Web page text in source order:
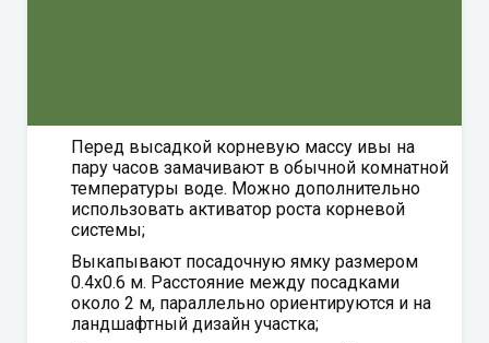
Перед высадкой корневую массу ивы на
пару часов замачивают в обычной комнатной
температуры воде. Можно дополнительно
использовать активатор роста корневой
системы;
Выкапывают посадочную ямку размером
0.4х0.6 м. Расстояние между посадками
около 2 м, параллельно ориентируются и на
ландшафтный дизайн участка;